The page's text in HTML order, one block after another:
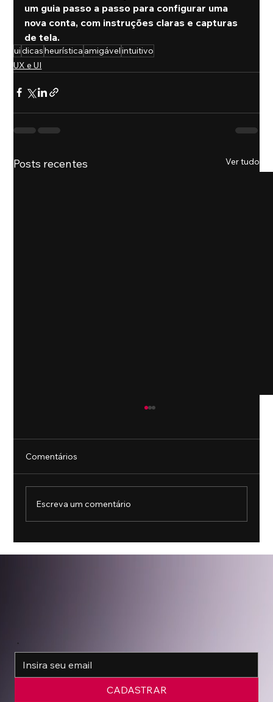
um guia passo a passo para configurar uma
nova conta, com instruções claras e capturas
de tela.
uidicasheurística amigávelintuitivo
UX e UI
Posts recentes Ver tudo
Comentários
Escreva um comentário
*
CADASTRAR